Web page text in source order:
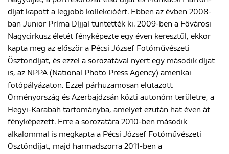
díjat kapott a legjobb kollekcióért. Ebben az évben 2008-
ban Junior Príma Díjjal tüntették ki. 2009-ben a Fővárosi
Nagycirkusz életét fényképezte egy éven keresztül, ekkor
kapta meg az először a Pécsi József Fotóművészeti
Ösztöndíjat, és ezzel a sorozatával nyert egy második díjat
is, az NPPA (National Photo Press Agency) amerikai
fotópályázaton. Ezzel párhuzamosan elutazott
Örményország és Azerbajdzsán közti autonóm területre, a
Hegyi-Karabah tartományba, amelyet ezután hat éven át
fényképezett. Erre a sorozatára 2010-ben második
alkalommal is megkapta a Pécsi József Fotóművészeti
Ösztöndíjat, majd harmadszorra 2011-ben a